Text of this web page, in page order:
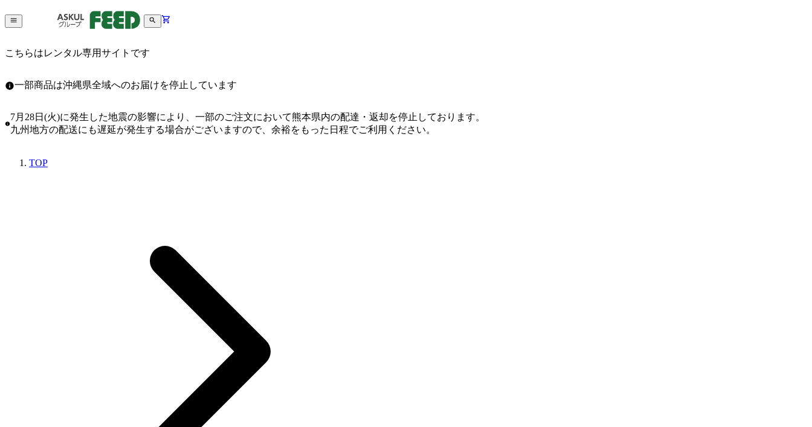
こちらはレンタル専用サイトです
一部商品は沖縄県全域へのお届けを停止しています
7月28日(火)に発生した地震の影響により、一部のご注文において熊本県内の配達・返却を停止しております。
九州地方の配送にも遅延が発生する場合がございますので、余裕をもった日程でご利用ください。
TOP